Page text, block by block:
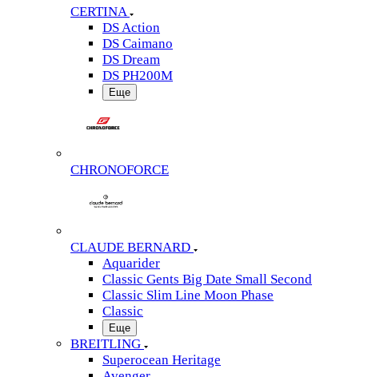
CERTINA
DS Action
DS Caimano
DS Dream
DS PH200M
Еще
CHRONOFORCE
CLAUDE BERNARD
Aquarider
Classic Gents Big Date Small Second
Classic Slim Line Moon Phase
Classic
Еще
BREITLING
Superocean Heritage